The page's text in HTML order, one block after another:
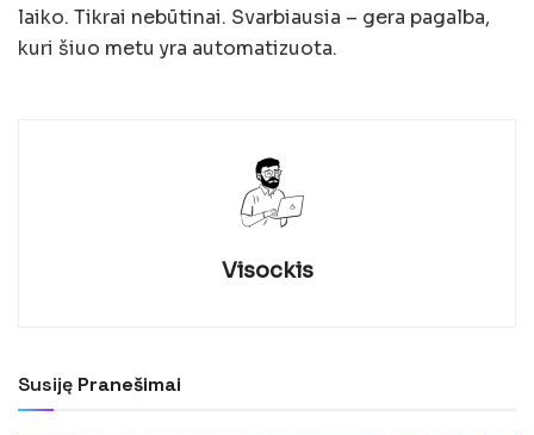
laiko. Tikrai nebūtinai. Svarbiausia – gera pagalba,
kuri šiuo metu yra automatizuota.
Visockis
Susiję Pranešimai